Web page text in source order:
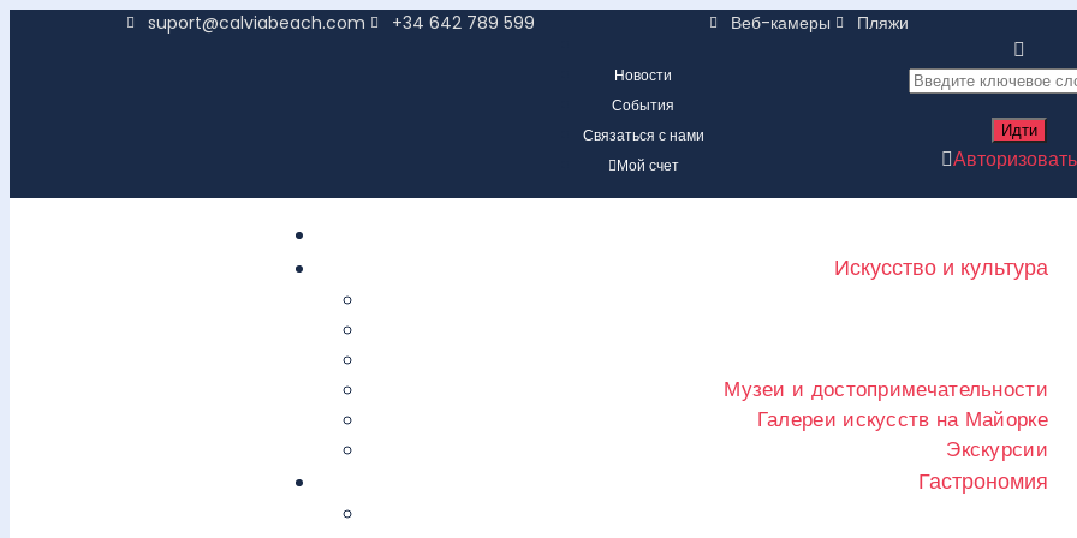
suport@calviabeach.com +34 642 789 599
Новости
События
Связаться с нами
Мой счет
Веб-камеры Пляжи
Искусство и культура
Музеи и достопримечательности
Галереи искусств на Майорке
Экскурсии
Гастрономия